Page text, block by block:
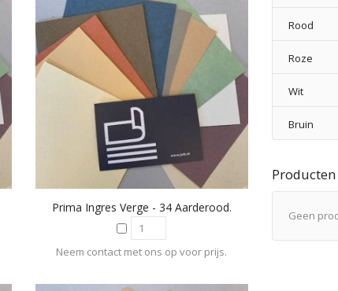
Prima Ingres Verge - 34 Aarderood.
Neem contact met ons op voor prijs.
Rood
Roze
Wit
Bruin
Geen